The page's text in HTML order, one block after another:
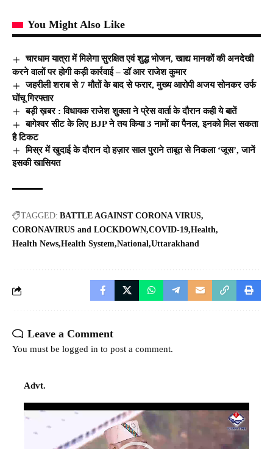
You Might Also Like
चारधाम यात्रा में मिलेगा सुरक्षित एवं शुद्ध भोजन, खाद्य मानकों की अनदेखी
करने वालों पर होगी कड़ी कार्रवाई – डॉ आर राजेश कुमार
जहरीली शराब से 7 मौतों के बाद से फरार, मुख्य आरोपी अजय सोनकर उर्फ
घोंचू गिरफ्तार
बड़ी ख़बर : विधायक राजेश शुक्ला ने प्रेस वार्ता के दौरान कही ये बातें
बागेश्वर सीट के लिए BJP ने तय किया 3 नामों का पैनल, इनको मिल सकता
है टिकट
मिस्र में खुदाई के दौरान दो हज़ार साल पुराने ताबूत से निकला ‘जूस’, जानें
इसकी खासियत
TAGGED: BATTLE AGAINST CORONA VIRUS
CORONAVIRUS and LOCKDOWN COVID-19 Health
Health News Health System National Uttarakhand
Leave a Comment
You must be logged in to post a comment.
Advt.
Video